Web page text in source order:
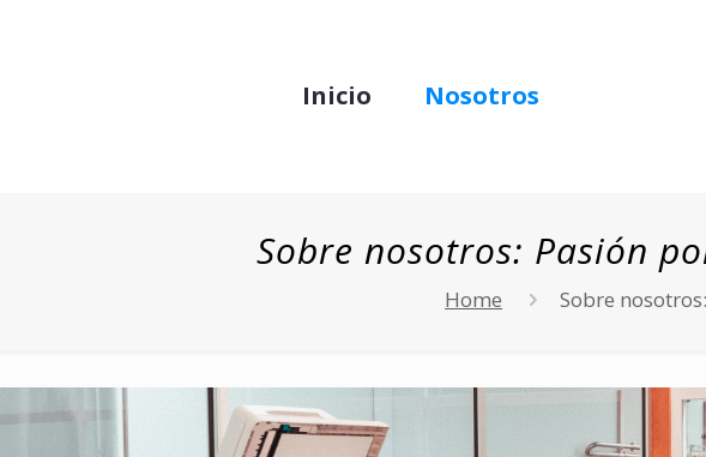
Inicio Nosotros
Sobre nosotros: Pasión
Home Sobre